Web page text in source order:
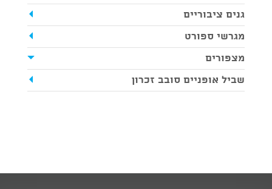
גנים ציבוריים
מגרשי ספורט
מצפורים
שביל אופניים סובב זכרון